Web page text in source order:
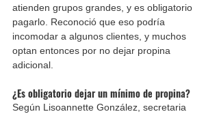
atienden grupos grandes, y es obligatorio
pagarlo. Reconoció que eso podría
incomodar a algunos clientes, y muchos
optan entonces por no dejar propina
adicional.
¿Es obligatorio dejar un mínimo de propina?
Según Lisoannette González, secretaria